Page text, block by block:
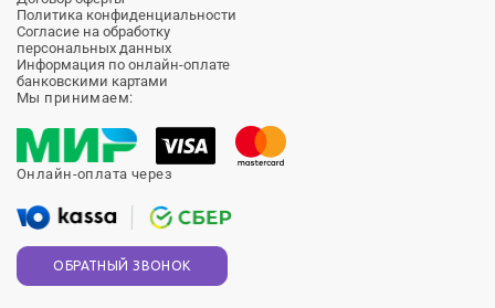
Политика конфиденциальности
Согласие на обработку
персональных данных
Информация по онлайн-оплате
банковскими картами
Мы принимаем:
Онлайн-оплата через
ОБРАТНЫЙ ЗВОНОК